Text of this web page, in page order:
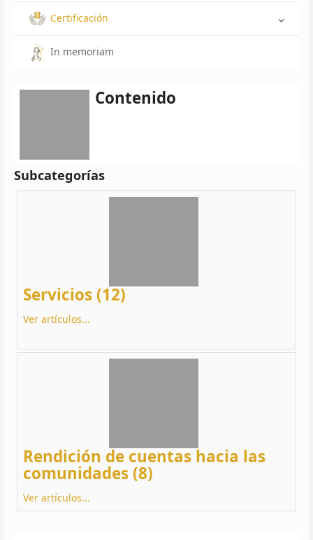
Certificación
In memoriam
Contenido
Subcategorías
Servicios (12)
Ver artículos...
Rendición de cuentas hacia las
comunidades (8)
Ver artículos...